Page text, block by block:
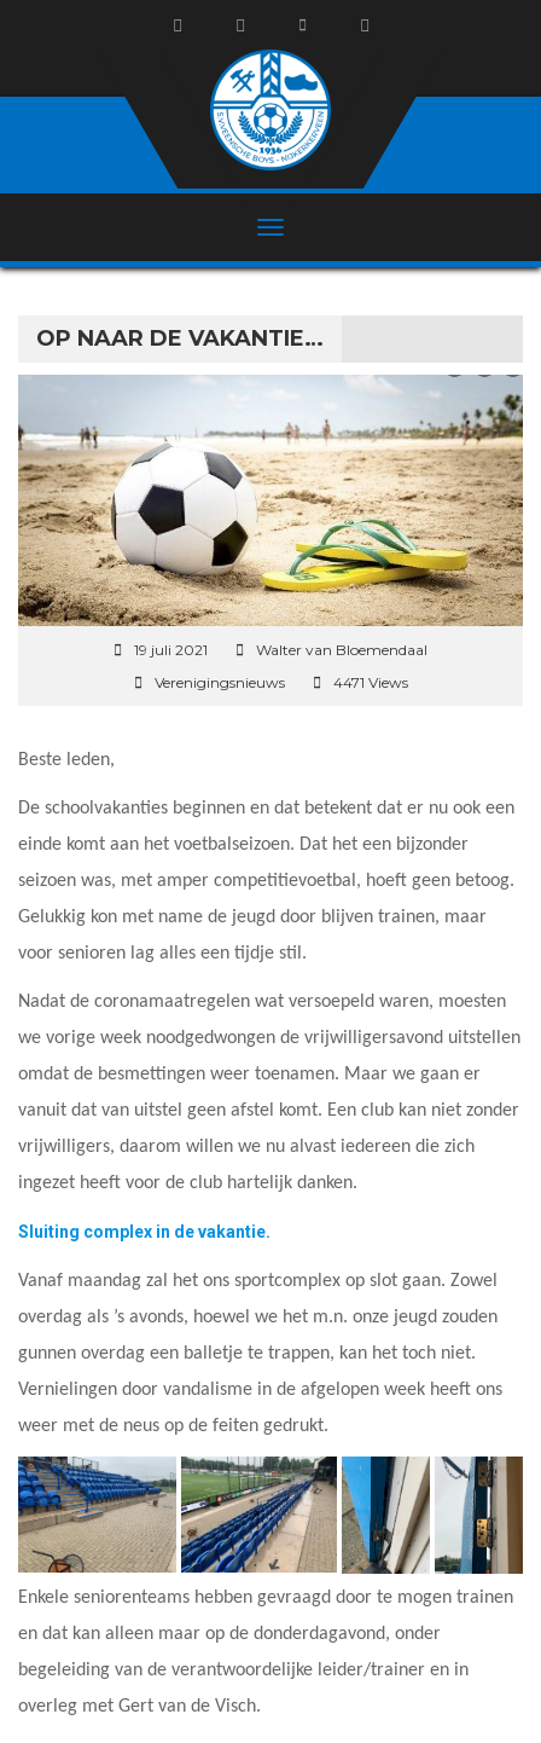
OP NAAR DE VAKANTIE…
19 juli 2021
Walter van Bloemendaal
Verenigingsnieuws
4471 Views
Beste leden,
De schoolvakanties beginnen en dat betekent dat er nu ook een
einde komt aan het voetbalseizoen. Dat het een bijzonder
seizoen was, met amper competitievoetbal, hoeft geen betoog.
Gelukkig kon met name de jeugd door blijven trainen, maar
voor senioren lag alles een tijdje stil.
Nadat de coronamaatregelen wat versoepeld waren, moesten
we vorige week noodgedwongen de vrijwilligersavond uitstellen
omdat de besmettingen weer toenamen. Maar we gaan er
vanuit dat van uitstel geen afstel komt. Een club kan niet zonder
vrijwilligers, daarom willen we nu alvast iedereen die zich
ingezet heeft voor de club hartelijk danken.
Sluiting complex in de vakantie.
Vanaf maandag zal het ons sportcomplex op slot gaan. Zowel
overdag als ’s avonds, hoewel we het m.n. onze jeugd zouden
gunnen overdag een balletje te trappen, kan het toch niet.
Vernielingen door vandalisme in de afgelopen week heeft ons
weer met de neus op de feiten gedrukt.
Enkele seniorenteams hebben gevraagd door te mogen trainen
en dat kan alleen maar op de donderdagavond, onder
begeleiding van de verantwoordelijke leider/trainer en in
overleg met Gert van de Visch.